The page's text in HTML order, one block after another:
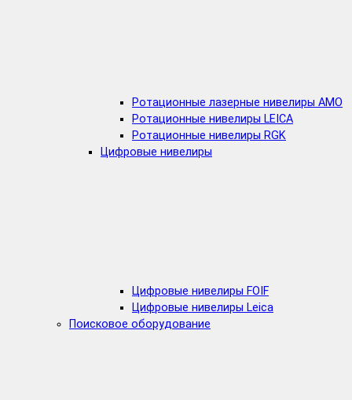
Ротационные лазерные нивелиры AMO
Ротационные нивелиры LEICA
Ротационные нивелиры RGK
Цифровые нивелиры
Цифровые нивелиры FOIF
Цифровые нивелиры Leica
Поисковое оборудование